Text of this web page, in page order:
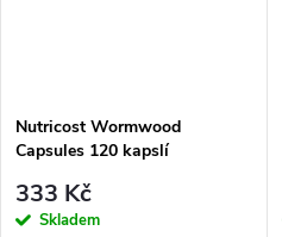
Nutricost Wormwood
Capsules 120 kapslí
333 Kč
Skladem